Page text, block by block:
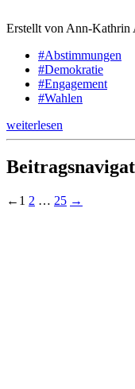
Erstellt von Ann-Kathrin
#Abstimmungen
#Demokratie
#Engagement
#Wahlen
weiterlesen
← 1 2 … 25 →